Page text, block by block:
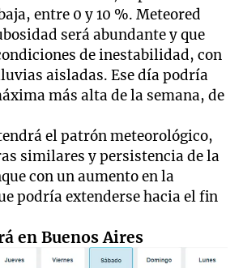
entre 0 y 10 %. Meteored
será abundante y que
de inestabilidad, con
aisladas. Ese día podría
más alta de la semana, de
el patrón meteorológico,
similares y persistencia de la
con un aumento en la
podría extenderse hacia el fin
en Buenos Aires